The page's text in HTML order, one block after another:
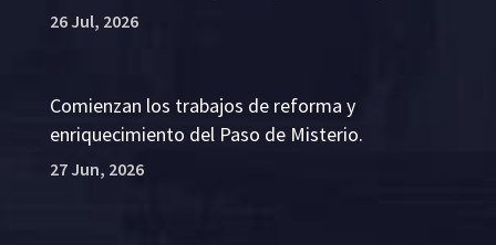
26 Jul, 2026
Comienzan los trabajos de reforma y
enriquecimiento del Paso de Misterio.
27 Jun, 2026